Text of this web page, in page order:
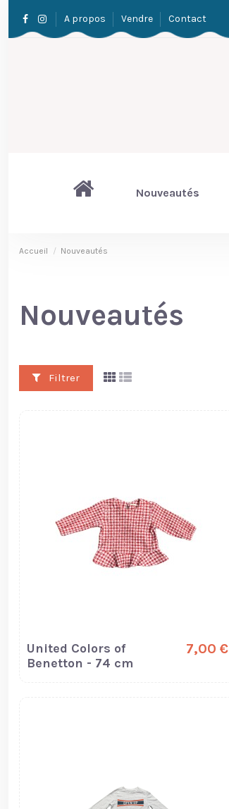
A propos Vendre Contact
Nouveautés
Accueil Nouveautés
Nouveautés
Filtrer
United Colors of
Benetton - 74 cm
7,00 €